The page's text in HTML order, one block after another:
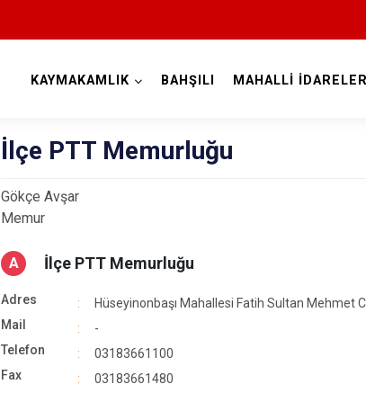
KAYMAKAMLIK BAHŞILI MAHALLİ
İlçe PTT Memurluğu
Gökçe Avşar
Memur
A İlçe PTT Memurluğu
Adres
Hüseyinonbaşı Mahallesi Fatih Sultan Mehmet
Mail
-
Telefon
03183661100
Fax
03183661480